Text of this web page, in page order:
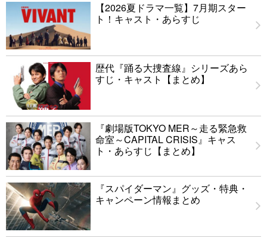
【2026夏ドラマ一覧】7月期スター
ト！キャスト・あらすじ
歴代『踊る大捜査線』シリーズあら
すじ・キャスト【まとめ】
『劇場版TOKYO MER～走る緊急救
命室～CAPITAL CRISIS』キャス
ト・あらすじ【まとめ】
『スパイダーマン』グッズ・特典・
キャンペーン情報まとめ